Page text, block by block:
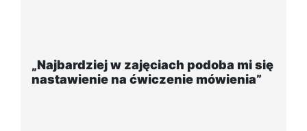
„Wygodna, nowoczesna szkoła
położona w dogodnej lokalizacji”